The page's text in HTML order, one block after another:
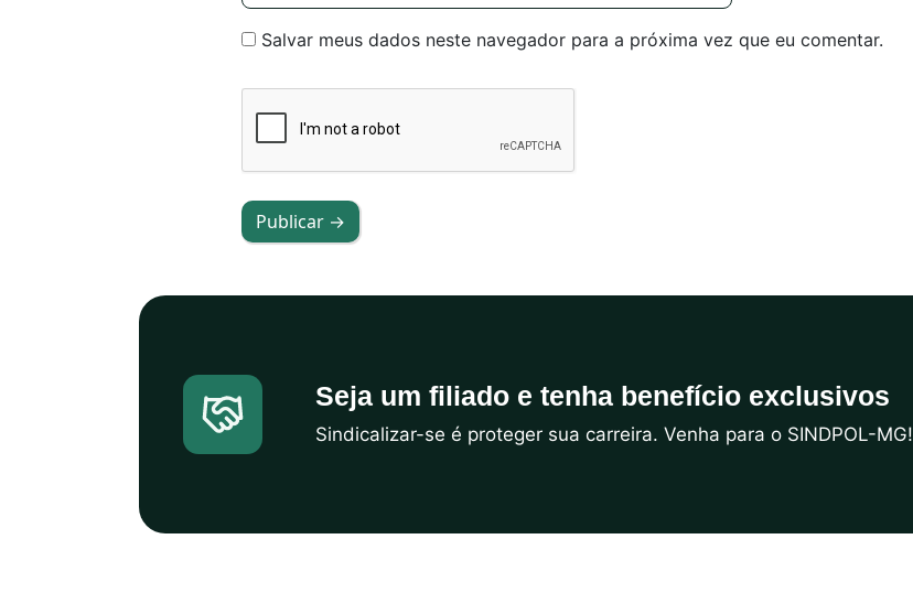
Salvar meus dados neste navegador para a próxima vez que eu comentar.
Publicar →
Seja um filiado e tenha benefício exclusivos
Sindicalizar-se é proteger sua carreira. Venha para o SINDPOL-MG!